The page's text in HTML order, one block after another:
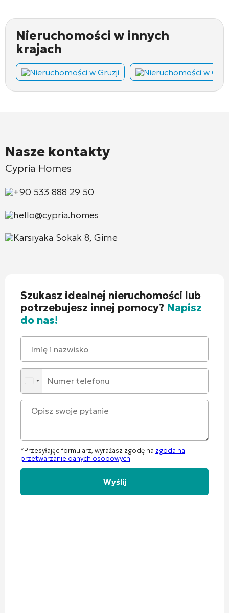
Nieruchomości w innych
krajach
Nieruchomości w Gruzji Nieruchomości w
Nasze kontakty
Cypria Homes
+90 533 888 29 50
hello@cypria.homes
Karsıyaka Sokak 8, Girne
Szukasz idealnej nieruchomości lub
potrzebujesz innej pomocy? Napisz
do nas!
*Przesyłając formularz, wyrażasz zgodę na zgoda na
przetwarzanie danych osobowych